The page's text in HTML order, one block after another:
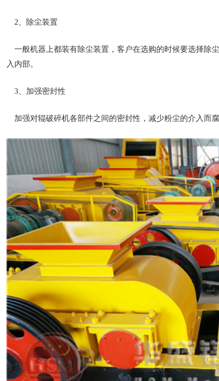
2、除尘装置
一般机器上都装有除尘装置，客户在选购的时候要选择除
入内部。
3、加强密封性
加强对辊破碎机各部件之间的密封性，减少粉尘的介入而腐